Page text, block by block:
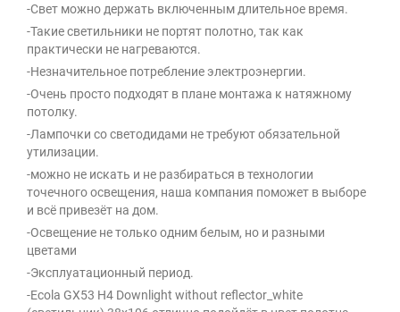
-Свет можно держать включенным длительное время.
-Такие светильники не портят полотно, так как
практически не нагреваются.
-Незначительное потребление электроэнергии.
-Очень просто подходят в плане монтажа к натяжному
потолку.
-Лампочки со светодидами не требуют обязательной
утилизации.
-можно не искать и не разбираться в технологии
точечного освещения, наша компания поможет в выборе
и всё привезёт на дом.
-Освещение не только одним белым, но и разными
цветами
-Эксплуатационный период.
-Ecola GX53 H4 Downlight without reflector_white